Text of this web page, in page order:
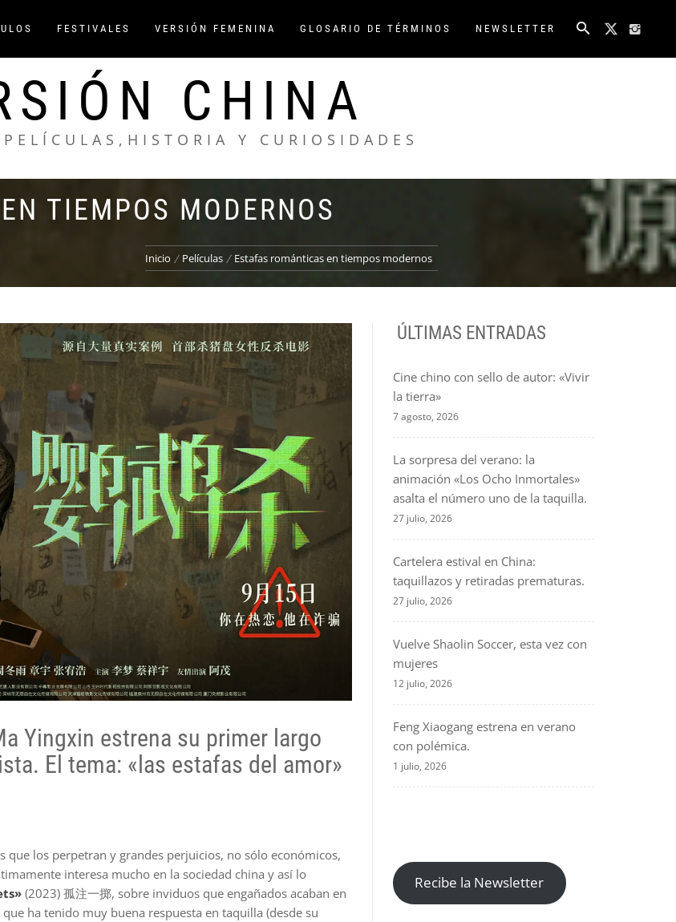
FESTIVALES VERSIÓN FEMENINA GLOSARIO DE TÉRMINOS NEWSLETTER
CHINA
Y CURIOSIDADES
TIEMPOS MODERNOS
Inicio Películas Estafas románticas en tiempos modernos
Yingxin estrena su primer largo
El tema: «las estafas del amor»
que los perpetran y grandes perjuicios, no sólo económicos,
interesa mucho en la sociedad china y así lo
(2023) 孤注一掷, sobre inviduos que engañados acaban en
ha tenido muy buena respuesta en taquilla (desde su
ÚLTIMAS ENTRADAS
Cine chino con sello de autor: «Vivir
la tierra»
7 agosto, 2026
La sorpresa del verano: la
animación «Los Ocho Inmortales»
asalta el número uno de la taquilla.
27 julio, 2026
Cartelera estival en China:
taquillazos y retiradas prematuras.
27 julio, 2026
Vuelve Shaolin Soccer, esta vez con
mujeres
12 julio, 2026
Feng Xiaogang estrena en verano
con polémica.
1 julio, 2026
Recibe la Newsletter